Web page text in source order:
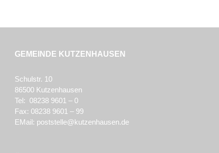
GEMEINDE KUTZENHAUSEN
Schulstr. 10
86500 Kutzenhausen
Tel: 08238 9601 – 0
Fax: 08238 9601 – 99
EMail: poststelle@kutzenhausen.de